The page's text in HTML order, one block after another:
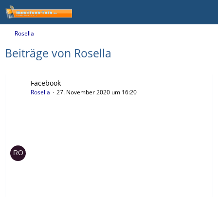
Rosella
Beiträge von Rosella
Facebook
Rosella 27. November 2020 um 16:20